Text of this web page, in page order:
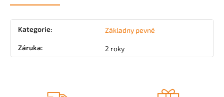
Kategorie: Základny pevné
Záruka: 2 roky